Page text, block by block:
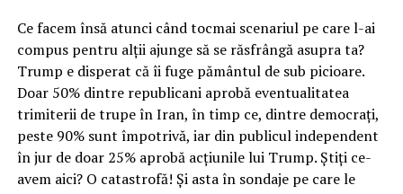
Ce facem însă atunci când tocmai scenariul pe care l-ai
compus pentru alții ajunge să se răsfrângă asupra ta?
Trump e disperat că îi fuge pământul de sub picioare.
Doar 50% dintre republicani aprobă eventualitatea
trimiterii de trupe în Iran, în timp ce, dintre democrați,
peste 90% sunt împotrivă, iar din publicul independent
în jur de doar 25% aprobă acțiunile lui Trump. Știți ce-
avem aici? O catastrofă! Și asta în sondaje pe care le